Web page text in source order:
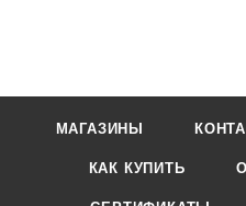
МАГАЗИНЫ
КАК КУПИТЬ